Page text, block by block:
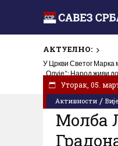
АКТУЕЛНО:
У Цркви Светог Марка
„Олује“: Народ живи
Активности /
Уторак, 05.
Молба